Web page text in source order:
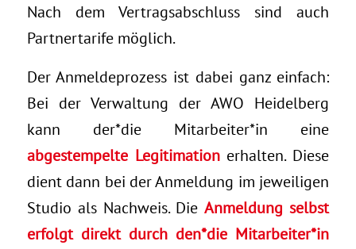
Nach dem Vertragsabschluss sind auch
Partnertarife möglich.
Der Anmeldeprozess ist dabei ganz einfach:
Bei der Verwaltung der AWO Heidelberg
kann der*die Mitarbeiter*in eine
abgestempelte Legitimationerhalten. Diese
dient dann bei der Anmeldung im jeweiligen
Studio als Nachweis. DieAnmeldung selbst
erfolgt direkt durch den*die Mitarbeiter*in